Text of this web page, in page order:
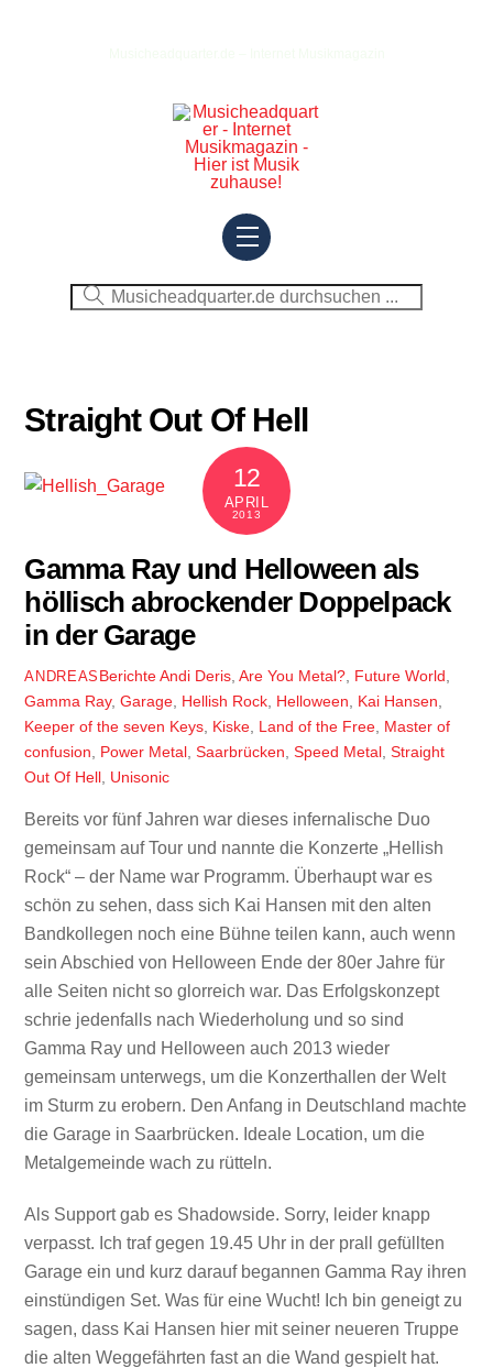
Menu
Straight Out Of Hell
12
APRIL
2013
Gamma Ray und Helloween als
höllisch abrockender Doppelpack
in der Garage
ANDREAS BerichteAndi Deris, Are You Metal?, Future World
Gamma Ray,Garage Hellish Rock Helloween Kai Hansen
Keeper of the seven Keys Kiske Land of the Free Master of
confusion
Power Metal ,Saarbrücken ,Speed Metal ,Straight
Out Of Hell Unisonic
Bereits vor fünf Jahren war dieses infernalische Duo
gemeinsam auf Tour und nannte die Konzerte „Hellish
Rock“ – der Name war Programm. Überhaupt war es
schön zu sehen, dass sich Kai Hansen mit den alten
Bandkollegen noch eine Bühne teilen kann, auch wenn
sein Abschied von Helloween Ende der 80er Jahre für
alle Seiten nicht so glorreich war. Das Erfolgskonzept
schrie jedenfalls nach Wiederholung und so sind
Gamma Ray und Helloween auch 2013 wieder
gemeinsam unterwegs, um die Konzerthallen der Welt
im Sturm zu erobern. Den Anfang in Deutschland machte
die Garage in Saarbrücken. Ideale Location, um die
Metalgemeinde wach zu rütteln.
Als Support gab es Shadowside. Sorry, leider knapp
verpasst. Ich traf gegen 19.45 Uhr in der prall gefüllten
Garage ein und kurz darauf begannen Gamma Ray ihren
einstündigen Set. Was für eine Wucht! Ich bin geneigt zu
sagen, dass Kai Hansen hier mit seiner neueren Truppe
die alten Weggefährten fast an die Wand gespielt hat.